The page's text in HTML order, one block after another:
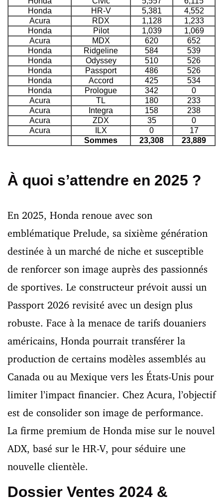
Honda
HR-V 5,381
4,552
Acura
RDX 1,128
1,233
Honda
Pilot 1,039
1,069
Acura
MDX 620
652
Honda
Ridgeline 584
539
Honda
Odyssey 510
526
Honda
Passport 486
526
Honda
Accord 425
534
Honda
Prologue 342
0
Acura
TL 180
233
Acura
Integra 158
238
Acura
ZDX 35
0
Acura
ILX 0
17
Sommes
23,308 23,889
À quoi s’attendre en 2025 ?
En 2025, Honda renoue avec son
emblématique Prelude, sa sixième génération
destinée à un marché de niche et susceptible
de renforcer son image auprès des passionnés
de sportives. Le constructeur prévoit aussi un
Passport 2026 revisité avec un design plus
robuste. Face à la menace de tarifs douaniers
américains, Honda pourrait transférer la
production de certains modèles assemblés au
Canada ou au Mexique vers les États-Unis pour
limiter l’impact financier. Chez Acura, l’objectif
est de consolider son image de performance.
La firme premium de Honda mise sur le nouvel
ADX, basé sur le HR-V, pour séduire une
nouvelle clientèle.
Dossier Ventes 2024 &